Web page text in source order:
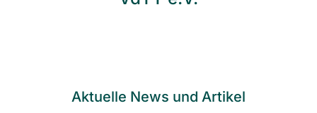
Aktuelle News und Artikel